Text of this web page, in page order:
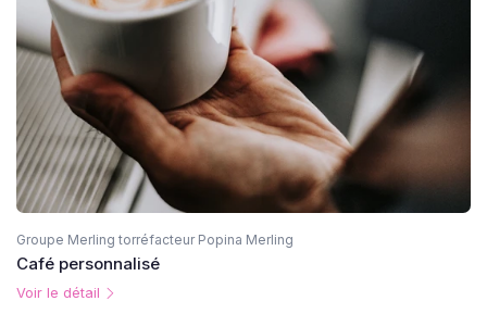
Groupe Merling torréfacteur Popina Merling
Café personnalisé
Voir le détail